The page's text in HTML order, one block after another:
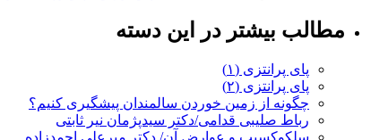
مطالب بیشتر در این دسته
پای پرانتزی (۱)
پای پرانتزی (۲)
چگونه از زمین خوردن سالمندان پیشگیری کنیم؟
رباط صلیبی قدامی/دکتر سیدپژمان نیر ثابتی
سلکوکسیب و عوارض آن/ دکتر میرعلی احمدزاده